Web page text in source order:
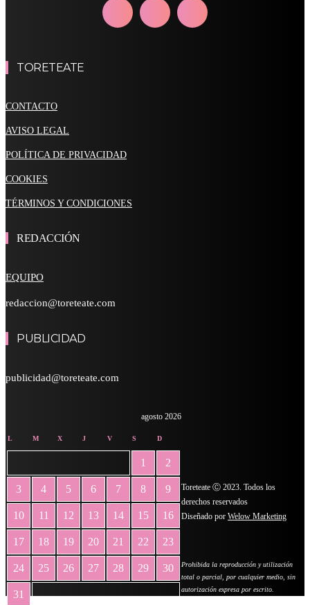
TORETEATE
CONTACTO
AVISO LEGAL
POLÍTICA DE PRIVACIDAD
COOKIES
TÉRMINOS Y CONDICIONES
REDACCIÓN
EQUIPO
redaccion@toreteate.com
PUBLICIDAD
publicidad@toreteate.com
agosto 2026
L M X J V S D
1 2
3 4 5 6 7 8 9
10 11 12 13 14 15 16
17 18 19 20 21 22 23
24 25 26 27 28 29 30
31
Toreteate Ⓒ 2023. Todos los
derechos reservados
Diseñado por Welow Marketing
Prohibida la reproducción y utilización
total o parcial, por cualquier medio, sin
autorización expresa por escrito.